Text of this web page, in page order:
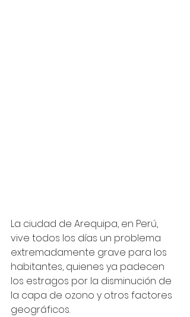
La ciudad de Arequipa, en Perú,
vive todos los días un problema
extremadamente grave para los
habitantes, quienes ya padecen
los estragos por la disminución de
la capa de ozono y otros factores
geográficos.